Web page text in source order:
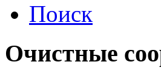
Поиск
Очистные